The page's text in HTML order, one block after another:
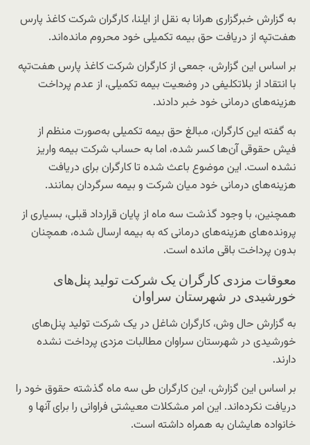
به گزارش خبرگزاری هرانا به نقل از ایلنا، کارگران شرکت کاغذ پارس
هفت‌تپه از دریافت حق بیمه تکمیلی خود محروم مانده‌اند.
بر اساس این گزارش، جمعی از کارگران شرکت کاغذ پارس هفت‌تپه
با انتقاد از بلاتکلیفی در وضعیت بیمه تکمیلی، از عدم پرداخت
هزینه‌های درمانی خود خبر دادند.
به گفته این کارگران، مبالغ حق بیمه تکمیلی به‌صورت منظم از
فیش حقوقی آن‌ها کسر شده، اما به حساب شرکت بیمه واریز
نشده است. این موضوع باعث شده تا کارگران برای دریافت
هزینه‌های درمانی خود میان شرکت و بیمه سرگردان بمانند.
همچنین، با وجود گذشت سه ماه از پایان قرارداد قبلی، بسیاری از
پرونده‌های هزینه‌های درمانی که به بیمه ارسال شده، همچنان
بدون پرداخت باقی مانده است.
معوقات مزدی کارگران یک شرکت تولید پنل‌های
خورشیدی در شهرستان سراوان
به گزارش حال وش، کارگران شاغل در یک شرکت تولید پنل‌های
خورشیدی در شهرستان سراوان مطالبات مزدی پرداخت نشده
دارند.
بر اساس این گزارش، این کارگران طی سه ماه گذشته حقوق خود را
دریافت نکرده‌اند. این امر مشکلات معیشتی فراوانی را برای آنها و
خانواده هایشان به همراه داشته است.